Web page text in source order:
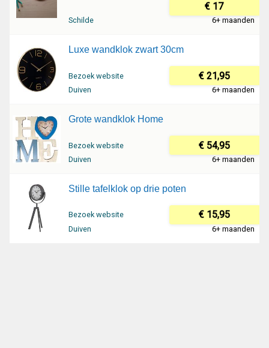
€ 17
Schilde 6+ maanden
Luxe wandklok zwart 30cm
Bezoek website € 21,95
Duiven 6+ maanden
Grote wandklok Home
Bezoek website € 54,95
Duiven 6+ maanden
Stille tafelklok op drie poten
Bezoek website € 15,95
Duiven 6+ maanden